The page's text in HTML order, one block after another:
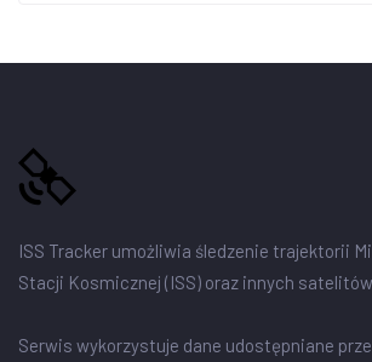
ISS Tracker umożliwia śledzenie trajektorii
Stacji Kosmicznej (ISS) oraz innych
Serwis wykorzystuje dane udostępniane